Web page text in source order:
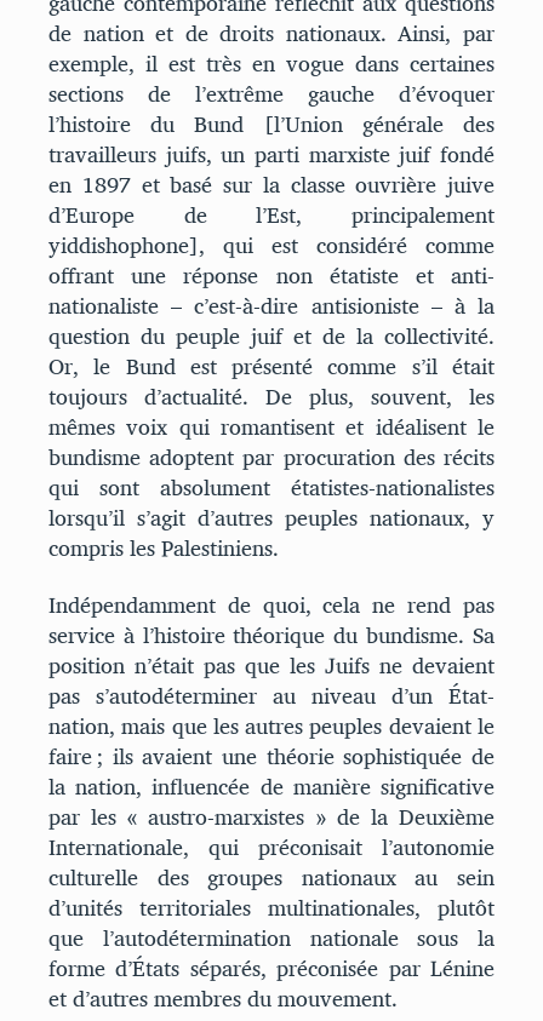
de nation et de droits nationaux. Ainsi, par
exemple, il est très en vogue dans certaines
sections de l’extrême gauche d’évoquer
l’histoire du Bund [l’Union générale des
travailleurs juifs, un parti marxiste juif fondé
en 1897 et basé sur la classe ouvrière juive
d’Europe de l’Est, principalement
yiddishophone], qui est considéré comme
offrant une réponse non étatiste et anti-
nationaliste – c’est-à-dire antisioniste – à la
question du peuple juif et de la collectivité.
Or, le Bund est présenté comme s’il était
toujours d’actualité. De plus, souvent, les
mêmes voix qui romantisent et idéalisent le
bundisme adoptent par procuration des récits
qui sont absolument étatistes-nationalistes
lorsqu’il s’agit d’autres peuples nationaux, y
compris les Palestiniens.
Indépendamment de quoi, cela ne rend pas
service à l’histoire théorique du bundisme. Sa
position n’était pas que les Juifs ne devaient
pas s’autodéterminer au niveau d’un État-
nation, mais que les autres peuples devaient le
faire ; ils avaient une théorie sophistiquée de
la nation, influencée de manière significative
par les « austro-marxistes » de la Deuxième
Internationale, qui préconisait l’autonomie
culturelle des groupes nationaux au sein
d’unités territoriales multinationales, plutôt
que l’autodétermination nationale sous la
forme d’États séparés, préconisée par Lénine
et d’autres membres du mouvement.